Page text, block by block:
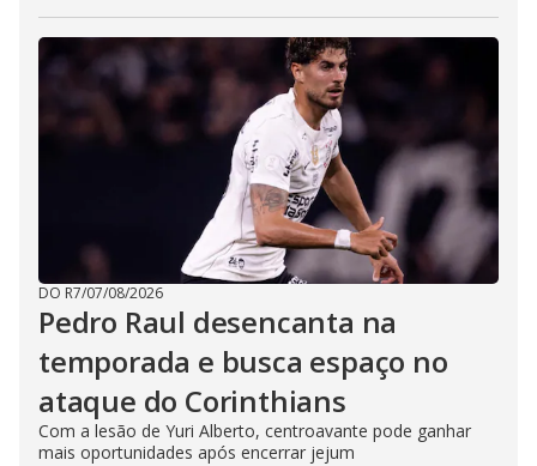
DO R7/07/08/2026
Pedro Raul desencanta na
temporada e busca espaço no
ataque do Corinthians
Com a lesão de Yuri Alberto, centroavante pode ganhar
mais oportunidades após encerrar jejum